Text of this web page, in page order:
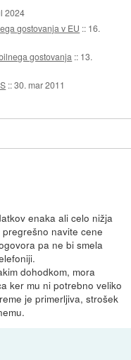
2024
gostovanja v EU :: 16.
gostovanja :: 13.
::30. mar 2011
enaka ali celo nižja
navite cene
pa ne bi smela
dohodkom, mora
ker mu ni potrebno veliko
je primerljiva, strošek